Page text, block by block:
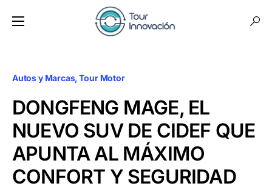
Autos y Marcas Tour Motor
DONGFENG MAGE, EL
NUEVO SUV DE CIDEF QUE
APUNTA AL MÁXIMO
CONFORT Y SEGURIDAD